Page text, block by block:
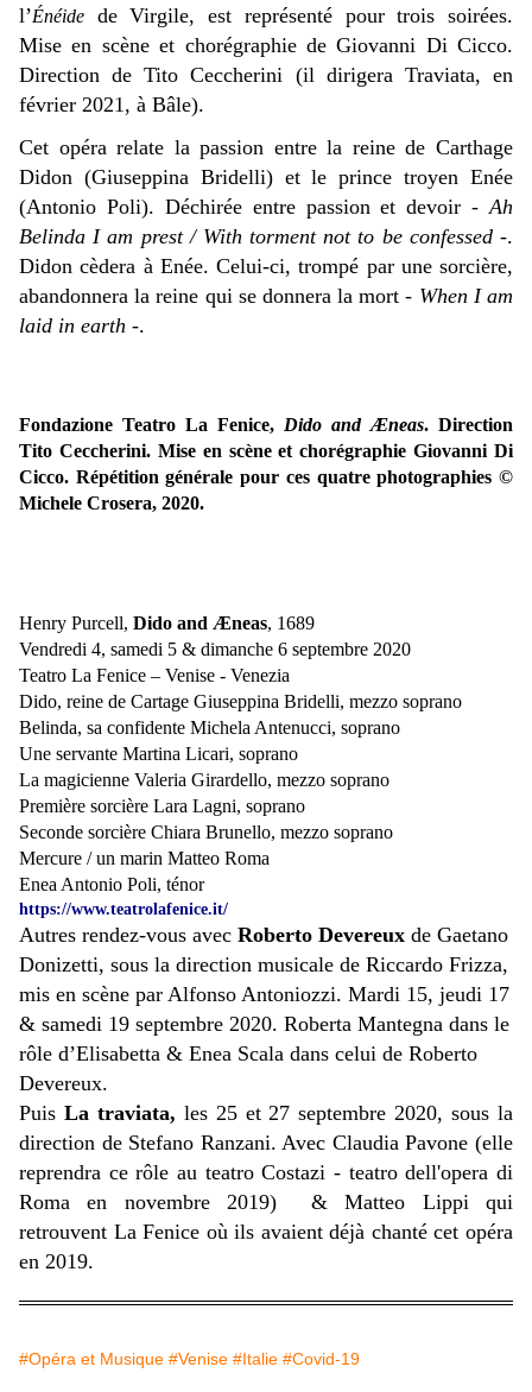
l’Énéide de Virgile, est représenté pour trois soirées.
Mise en scène et chorégraphie de Giovanni Di Cicco.
Direction de Tito Ceccherini (il dirigera Traviata, en
février 2021, à Bâle).
Cet opéra relate la passion entre la reine de Carthage
Didon (Giuseppina Bridelli) et le prince troyen Enée
(Antonio Poli). Déchirée entre passion et devoir - Ah
Belinda I am prest / With torment not to be confessed-.
Didon cèdera à Enée. Celui-ci, trompé par une sorcière,
abandonnera la reine qui se donnera la mort - When I am
laid in earth -.
Fondazione Teatro La Fenice, Dido and Æneas. Direction
Tito Ceccherini. Mise en scène et chorégraphie Giovanni Di
Cicco. Répétition générale pour ces quatre photographies ©
Michele Crosera, 2020.
Henry Purcell, Dido and Æneas, 1689
Vendredi 4, samedi 5 & dimanche 6 septembre 2020
Teatro La Fenice – Venise - Venezia
Dido, reine de Cartage Giuseppina Bridelli, mezzo soprano
Belinda, sa confidente Michela Antenucci, soprano
Une servante Martina Licari, soprano
La magicienne Valeria Girardello, mezzo soprano
Première sorcière Lara Lagni, soprano
Seconde sorcière Chiara Brunello, mezzo soprano
Mercure / un marin Matteo Roma
Enea Antonio Poli, ténor
https://www.teatrolafenice.it/
Autres rendez-vous avec Roberto Devereux de Gaetano
Donizetti, sous la direction musicale de Riccardo Frizza,
mis en scène par Alfonso Antoniozzi. Mardi 15, jeudi 17
& samedi 19 septembre 2020. Roberta Mantegna dans le
rôle d’Elisabetta & Enea Scala dans celui de Roberto
Devereux.
Puis La traviata, les 25 et 27 septembre 2020, sous la
direction de Stefano Ranzani. Avec Claudia Pavone (elle
reprendra ce rôle au teatro Costazi - teatro dell'opera di
Roma en novembre 2019) & Matteo Lippi qui
retrouvent La Fenice où ils avaient déjà chanté cet opéra
en 2019.
#Opéra et Musique #Venise #Italie #Covid-19